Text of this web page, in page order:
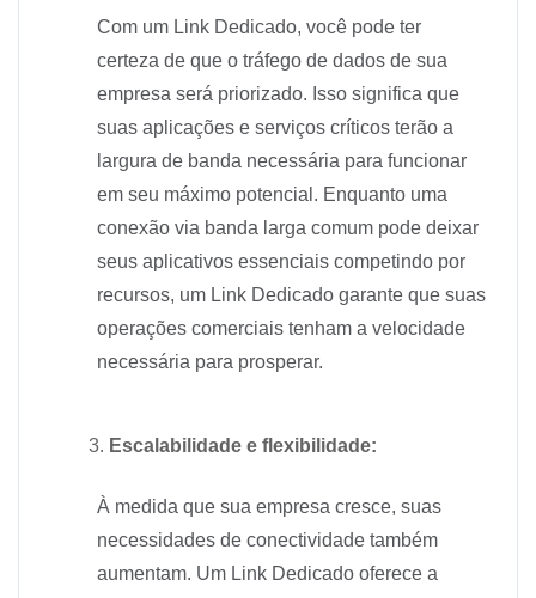
Com um Link Dedicado, você pode ter
certeza de que o tráfego de dados de sua
empresa será priorizado. Isso significa que
suas aplicações e serviços críticos terão a
largura de banda necessária para funcionar
em seu máximo potencial. Enquanto uma
conexão via banda larga comum pode deixar
seus aplicativos essenciais competindo por
recursos, um Link Dedicado garante que suas
operações comerciais tenham a velocidade
necessária para prosperar.
Escalabilidade e flexibilidade:
À medida que sua empresa cresce, suas
necessidades de conectividade também
aumentam. Um Link Dedicado oferece a